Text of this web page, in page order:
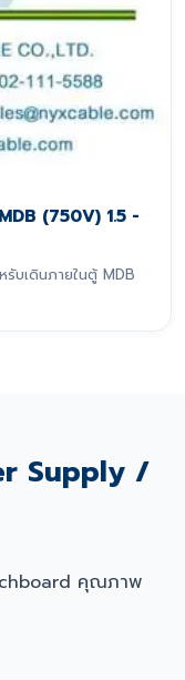
(750V) 1.5 -
บเดินภายในตู้ MDB
Supply /
คุณภาพ